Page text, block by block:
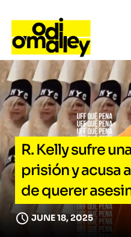
R. Kelly sufre
prisión y acusa
de querer
JUNE 18, 2025